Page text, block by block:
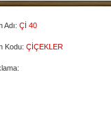
Adı: Çİ 40
Kodu: ÇİÇEKLER